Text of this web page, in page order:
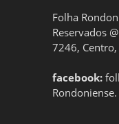
Folha
Reservados
7246, Centro,
facebook:
Rondoniense.